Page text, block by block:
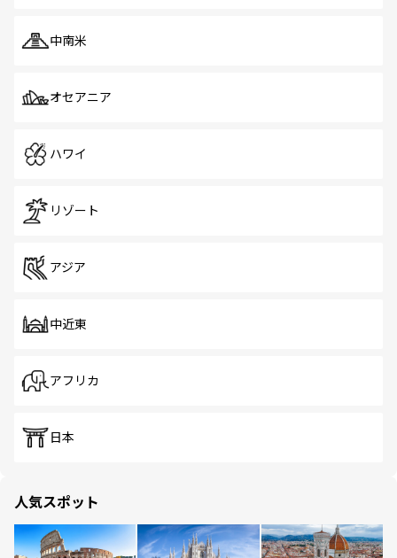
中南米
オセアニア
ハワイ
リゾート
アジア
中近東
アフリカ
日本
人気スポット